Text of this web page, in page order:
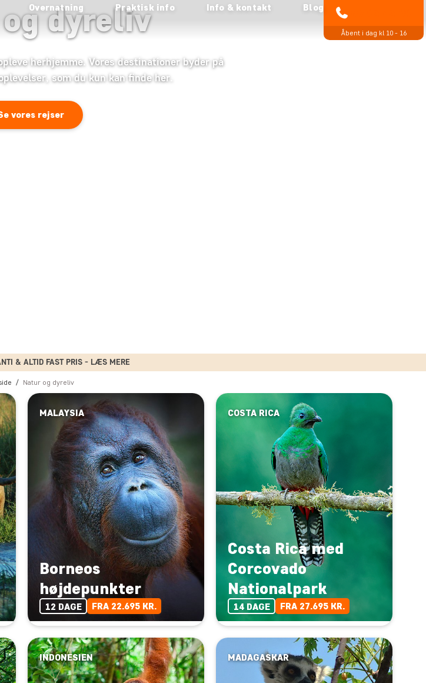
Overnatning Praktisk info Info & kontakt Blog
Åbent i dag kl 10 - 16
dyreliv
herhjemme. Vores destinationer byder på
som du kun kan finde her.
vores rejser
& ALTID FAST PRIS - LÆS MERE
Natur og dyreliv
MALAYSIA
Borneos
højdepunkter
12 DAGE FRA 22.695 KR.
COSTA RICA
Costa Rica med
Corcovado
Nationalpark
14 DAGE FRA 27.695 KR.
INDONESIEN MADAGASKAR